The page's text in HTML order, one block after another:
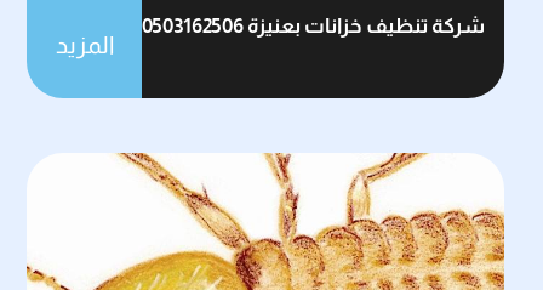
شركة تنظيف خزانات بعنيزة 0503162506
المزيد